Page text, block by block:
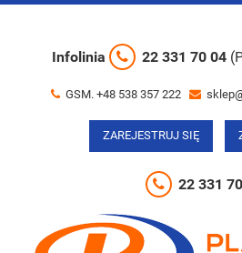
Infolinia 22 331 70 04
GSM. +48 538 357 222
ZAREJESTRUJ SIĘ
22 331